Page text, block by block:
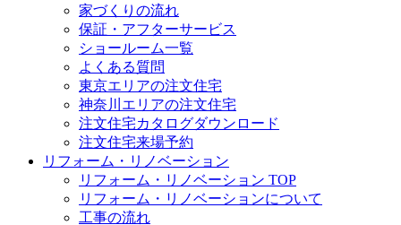
家づくりの流れ
保証・アフターサービス
ショールーム一覧
よくある質問
東京エリアの注文住宅
神奈川エリアの注文住宅
注文住宅カタログダウンロード
注文住宅来場予約
リフォーム・リノベーション
リフォーム・リノベーション TOP
リフォーム・リノベーションについて
工事の流れ